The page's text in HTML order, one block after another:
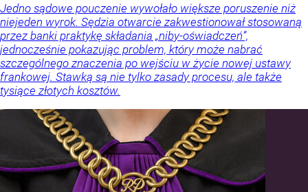
Jedno sądowe pouczenie wywołało większe poruszenie niż
niejeden wyrok. Sędzia otwarcie zakwestionował stosowaną
przez banki praktykę składania „niby-oświadczeń”,
jednocześnie pokazując problem, który może nabrać
szczególnego znaczenia po wejściu w życie nowej ustawy
frankowej. Stawką są nie tylko zasady procesu, ale także
tysiące złotych kosztów.